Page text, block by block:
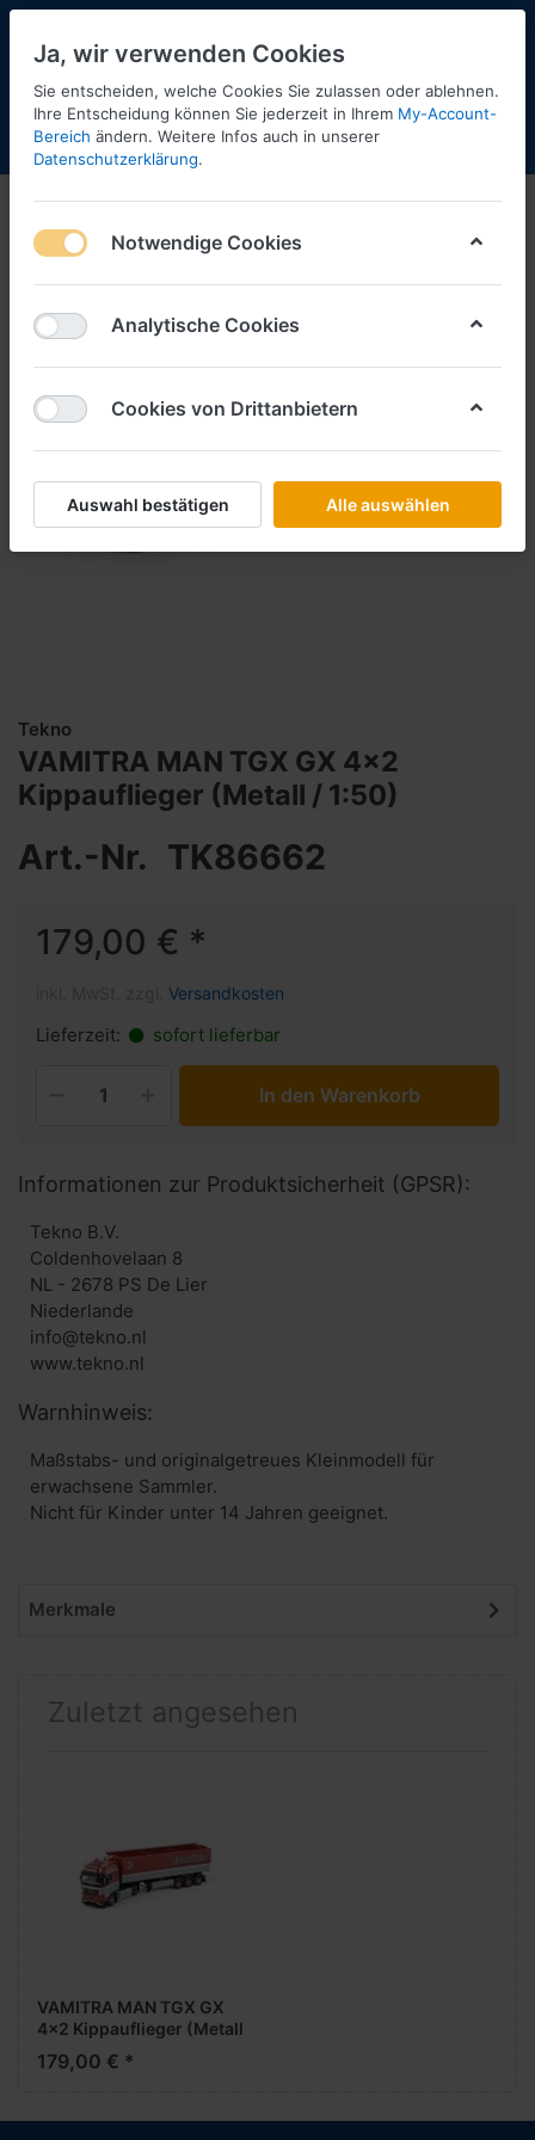
Menü Anmelden Shopaktualisierung
Tekno
VAMITRA MAN TGX GX 4x2
Kippauflieger (Metall / 1:50)
Art.-Nr. TK86662
179,00 € *
Versandkosten
Lieferzeit: sofort lieferbar
In den Warenkorb
Informationen zur Produktsicherheit (GPSR):
Tekno B.V.
Coldenhovelaan 8
NL - 2678 PS De Lier
Niederlande
info@tekno.nl
www.tekno.nl
Warnhinweis:
Maßstabs- und originalgetreues Kleinmodell für
erwachsene Sammler.
Nicht für Kinder unter 14 Jahren geeignet.
Merkmale
Zuletzt angesehen
VAMITRA MAN TGX GX
4x2 Kippauflieger (Metall
/ 1:50)
179,00 € *
Ja, wir verwenden Cookies
Sie entscheiden, welche Cookies Sie zulassen oder ablehnen.
Ihre Entscheidung können Sie jederzeit in Ihrem My-Account-
Bereich ändern. Weitere Infos auch in unserer
Datenschutzerklärung.
Notwendige Cookies
Analytische Cookies
Cookies von Drittanbietern
Auswahl bestätigen Alle auswählen